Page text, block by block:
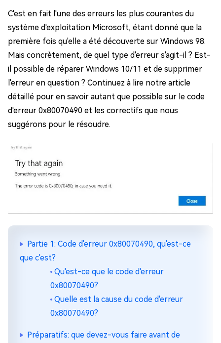
C'est en fait l'une des erreurs les plus courantes du
système d'exploitation Microsoft, étant donné que la
première fois qu'elle a été découverte sur Windows 98.
Mais concrètement, de quel type d'erreur s'agit-il ? Est-
il possible de réparer Windows 10/11 et de supprimer
l'erreur en question ? Continuez à lire notre article
détaillé pour en savoir autant que possible sur le code
d'erreur 0x80070490 et les correctifs que nous
suggérons pour le résoudre.
Partie 1: Code d'erreur 0x80070490, qu'est-ce
que c'est?
Qu'est-ce que le code d'erreur
0x80070490?
Quelle est la cause du code d'erreur
0x80070490?
Préparatifs: que devez-vous faire avant de